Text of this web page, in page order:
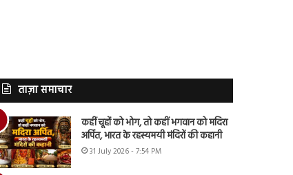
ताज़ा समाचार
कहीं चूहों को भोग, तो कहीं भगवान को मदिरा
अर्पित, भारत के रहस्यमयी मंदिरों की कहानी
31 July 2026 - 7:54 PM